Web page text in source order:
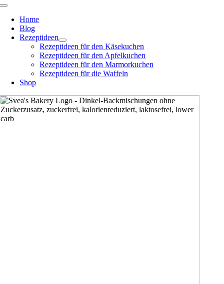
Zum
Inhalt
springen
Toggle
Navigation
Home
Blog
Rezeptideen
Rezeptideen für den Käsekuchen
Rezeptideen für den Apfelkuchen
Rezeptideen für den Marmorkuchen
Rezeptideen für die Waffeln
Shop